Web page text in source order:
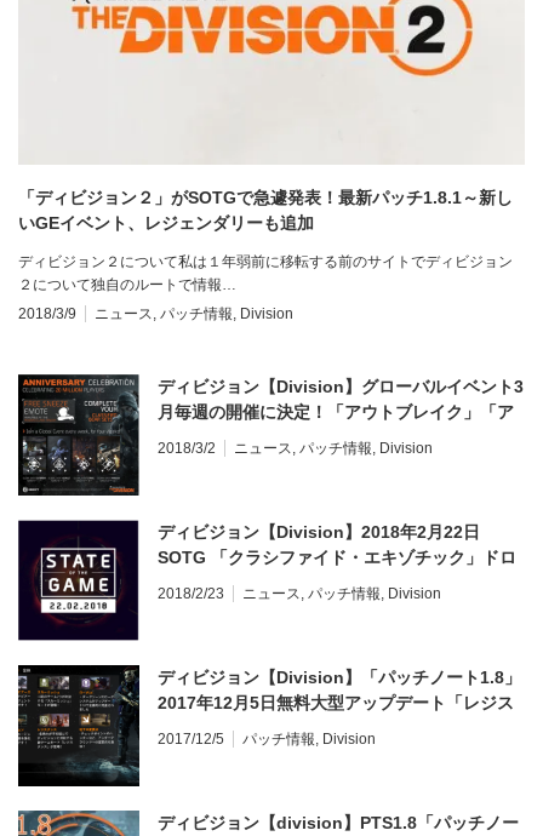
「ディビジョン２」がSOTGで急遽発表！最新パッチ1.8.1～新し
いGEイベント、レジェンダリーも追加
ディビジョン２について私は１年弱前に移転する前のサイトでディビジョン
２について独自のルートで情報…
2018/3/9
ニュース パッチ情報 Division
ディビジョン【Division】グローバルイベント3
月毎週の開催に決定！「アウトブレイク」「ア
サルト」「ストライク」「アンブッシュ」3月版
日程の詳細
2018/3/2 ニュース パッチ情報 Division
ディビジョン【Division】2018年2月22日
SOTG 「クラシファイド・エキゾチック」ドロ
ップ率上昇、サプライドロップ、ミッションの
ドロップについて変更
2018/2/23 ニュース パッチ情報 Division
ディビジョン【Division】「パッチノート1.8」
2017年12月5日無料大型アップデート「レジス
タンス」武器バランスやグローバルイベントの
2017/12/5 パッチ情報 Division
ディビジョン【division】PTS1.8「パッチノー